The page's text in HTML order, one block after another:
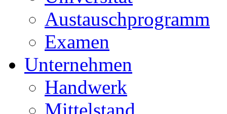
Austauschprogramm
Examen
Unternehmen
Handwerk